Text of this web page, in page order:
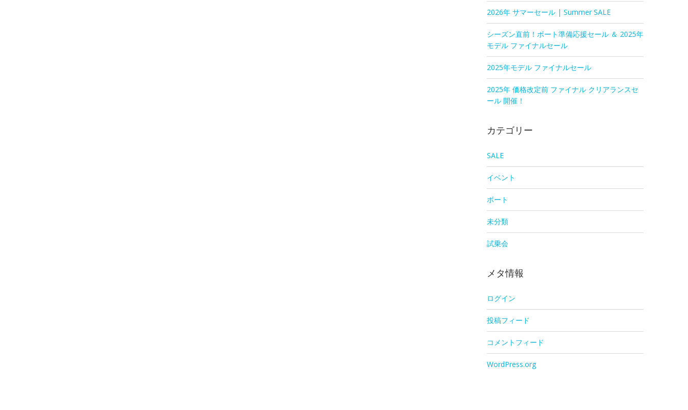
2026年 サマーセール | Summer SALE
シーズン直前！ボート準備応援セール ＆ 2025年
モデル ファイナルセール
2025年モデル ファイナルセール
2025年 価格改定前 ファイナル クリアランスセ
ール 開催！
カテゴリー
SALE
イベント
ボート
未分類
試乗会
メタ情報
ログイン
投稿フィード
コメントフィード
WordPress.org